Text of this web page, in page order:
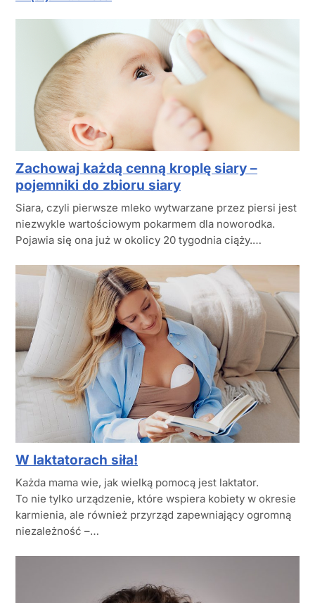
Zachowaj każdą cenną kroplę siary –
pojemniki do zbioru siary
Siara, czyli pierwsze mleko wytwarzane przez piersi jest
niezwykle wartościowym pokarmem dla noworodka.
Pojawia się ona już w okolicy 20 tygodnia ciąży.…
W laktatorach siła!
Każda mama wie, jak wielką pomocą jest laktator.
To nie tylko urządzenie, które wspiera kobiety w okresie
karmienia, ale również przyrząd zapewniający ogromną
niezależność –…